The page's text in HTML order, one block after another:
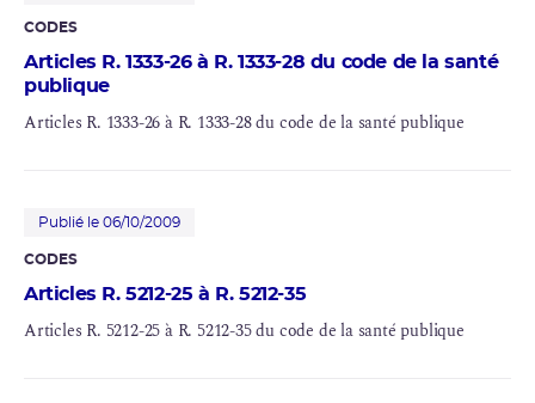
CODES
Articles R. 1333-26 à R. 1333-28 du code de la santé
publique
Articles R. 1333-26 à R. 1333-28 du code de la santé publique
Publié le 06/10/2009
CODES
Articles R. 5212-25 à R. 5212-35
Articles R. 5212-25 à R. 5212-35 du code de la santé publique